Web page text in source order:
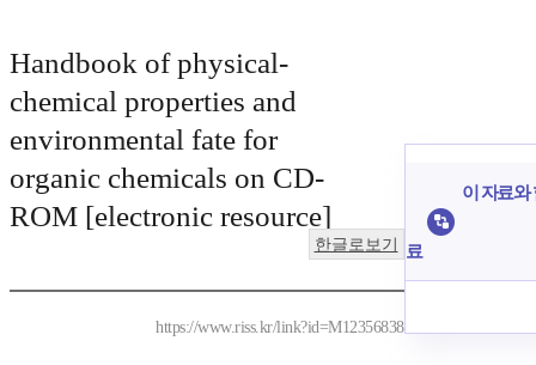
Handbook of physical-
chemical properties and
environmental fate for
organic chemicals on CD-
ROM [electronic resource]
한글로보기
https://www.riss.kr/link?id=M12356838
이 자료와
료